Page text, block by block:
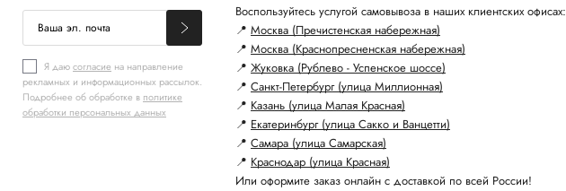
Я даюсогласие на направление
рекламных и информационных рассылок.
Подробнее об обработке в политике
обработки персональных данных
Воспользуйтесь услугой самовывоза в наших клиентских офисах:
📍 Москва (Пречистенская набережная)
📍 Москва (Краснопресненская набережная)
📍 Жуковка (Рублево - Успенское шоссе)
📍 Санкт-Петербург (улица Миллионная)
📍 Казань (улица Малая Красная)
📍 Екатеринбург (улица Сакко и Ванцетти)
📍 Самара (улица Самарская)
📍 Краснодар (улица Красная)
Или оформите заказ онлайн с доставкой по всей России!